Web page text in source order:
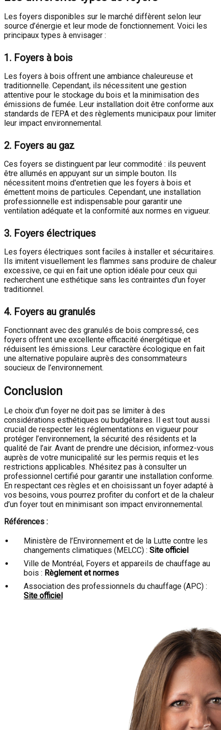
Les foyers disponibles sur le marché diffèrent selon leur
source d’énergie et leur mode de fonctionnement. Voici les
principaux types à envisager :
1. Foyers à bois
Les foyers à bois offrent une ambiance chaleureuse et
traditionnelle. Cependant, ils nécessitent une gestion
attentive pour le stockage du bois et la minimisation des
émissions de fumée. Leur installation doit être conforme aux
standards de l’EPA et des règlements municipaux pour limiter
leur impact environnemental.
2. Foyers au gaz
Ces foyers se distinguent par leur commodité : ils peuvent
être allumés en appuyant sur un simple bouton. Ils
nécessitent moins d'entretien que les foyers à bois et
émettent moins de particules. Cependant, une installation
professionnelle est indispensable pour garantir une
ventilation adéquate et la conformité aux normes en vigueur.
3. Foyers électriques
Les foyers électriques sont faciles à installer et sécuritaires.
Ils imitent visuellement les flammes sans produire de chaleur
excessive, ce qui en fait une option idéale pour ceux qui
recherchent une esthétique sans les contraintes d'un foyer
traditionnel.
4. Foyers au granulés
Fonctionnant avec des granulés de bois compressé, ces
foyers offrent une excellente efficacité énergétique et
réduisent les émissions. Leur caractère écologique en fait
une alternative populaire auprès des consommateurs
soucieux de l’environnement.
Conclusion
Le choix d’un foyer ne doit pas se limiter à des
considérations esthétiques ou budgétaires. Il est tout aussi
crucial de respecter les réglementations en vigueur pour
protéger l’environnement, la sécurité des résidents et la
qualité de l’air. Avant de prendre une décision, informez-vous
auprès de votre municipalité sur les permis requis et les
restrictions applicables. N’hésitez pas à consulter un
professionnel certifié pour garantir une installation conforme.
En respectant ces règles et en choisissant un foyer adapté à
vos besoins, vous pourrez profiter du confort et de la chaleur
d’un foyer tout en minimisant son impact environnemental.
Références :
Ministère de l’Environnement et de la Lutte contre les
changements climatiques (MELCC) : Site officiel
Ville de Montréal, Foyers et appareils de chauffage au
bois : Règlement et normes
Association des professionnels du chauffage (APC) :
Site officiel